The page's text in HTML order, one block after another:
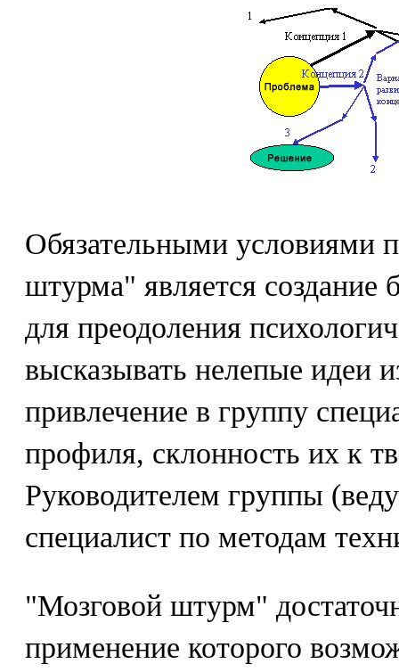
Обязательными условиями
штурма" является создание
для преодоления
высказывать нелепые идеи
привлечение в группу
профиля, склонность их к
Руководителем группы
специалист по методам
"Мозговой штурм"
применение которого